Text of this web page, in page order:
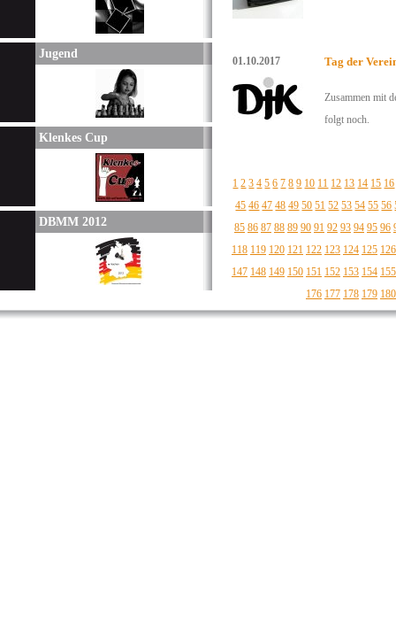
Jugend
Klenkes Cup
DBMM 2012
01.10.2017 Tag der
Zusammen mit
folgt noch.
1 2 3 4 5 6 7 8 9 10 11 12 13 14 15 16
45 46 47 48 49 50 51 52 53 54 55 56
85 86 87 88 89 90 91 92 93 94 95 96
118 119 120 121 122 123 124 125 126
147 148 149 150 151 152 153 154 155
176 177 178 179 180